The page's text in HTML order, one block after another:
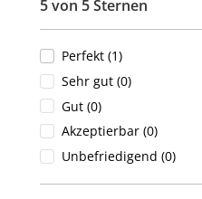
Durchschnittliche
5 von 5 Sternen
Perfekt (1)
Sehr gut (0)
Gut (0)
Akzeptierbar (0)
Unbefriedigend (0)